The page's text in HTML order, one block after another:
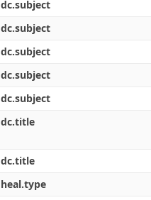
dc.subject
dc.subject
dc.subject
dc.subject
dc.subject
dc.title
dc.title
heal.type